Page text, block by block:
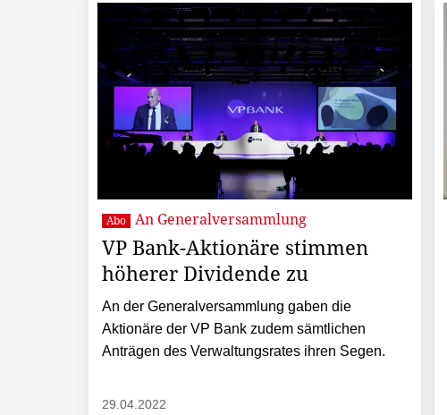
Abo An Generalversammlung
VP Bank-Aktionäre stimmen
höherer Dividende zu
An der Generalversammlung gaben die
Aktionäre der VP Bank zudem sämtlichen
Anträgen des Verwaltungsrates ihren Segen.
29.04.2022